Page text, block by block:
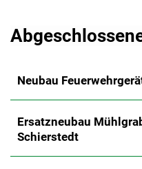
Neubau
Ersatzneubau
Schierstedt